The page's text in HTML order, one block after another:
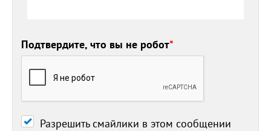
Подтвердите, что вы не робот*
Разрешить смайлики в этом сообщении